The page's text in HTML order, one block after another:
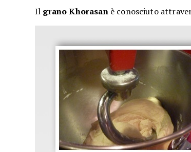
Il grano Khorasanè conosciuto